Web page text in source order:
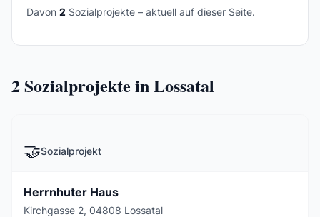
Davon 2 Sozialprojekte – aktuell auf dieser Seite.
2Sozialprojekte in Lossatal
🤝Sozialprojekt
Herrnhuter Haus
Kirchgasse 2, 04808 Lossatal